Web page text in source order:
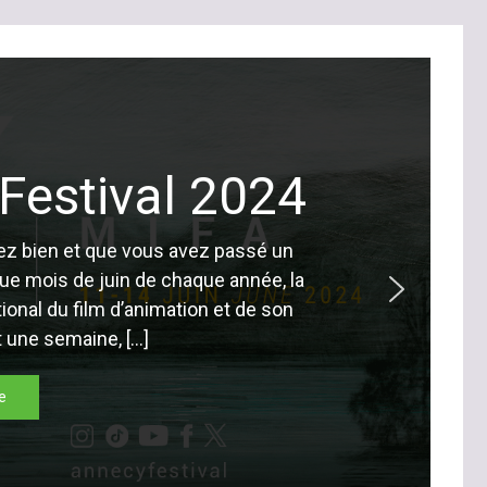
2024
bien et que vous avez passé un
mois de juin de chaque année, la
du film d’animation et de son
une semaine, […]